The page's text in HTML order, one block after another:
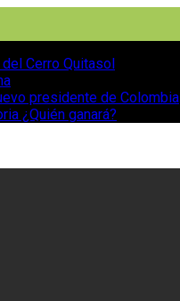
Cerro Quitasol
presidente de Colombia
¿Quién ganará?